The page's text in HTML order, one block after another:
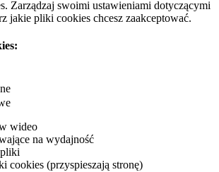
Zarządzaj swoimi ustawieniami dotyczącymi
jakie pliki cookies chcesz zaakceptować.
wideo
na wydajność
cookies (przyspieszają stronę)